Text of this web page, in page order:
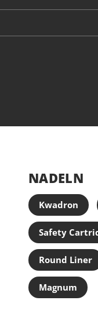
Abheilung
und Sonnenschutz
& Hygiene
Raw Pigments EU /
ml Flasche
acrylfrei
Hergestellt in den USA
Vegan, REACH-
NADELN
Kwadron
Safety
Round Liner
Magnum